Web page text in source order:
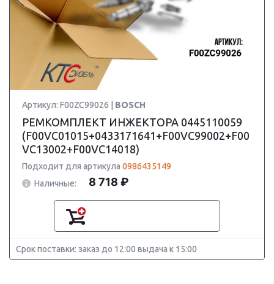
Артикул: F00ZC99026 | BOSCH
РЕМКОМПЛЕКТ ИНЖЕКТОРА 0445110059
(F00VC01015+0433171641+F00VC99002+F00
VC13002+F00VC14018)
Подходит для артикула 0986435149
Наличные:
8 718 ₽
Срок поставки: заказ до 12:00 выдача к 15:00